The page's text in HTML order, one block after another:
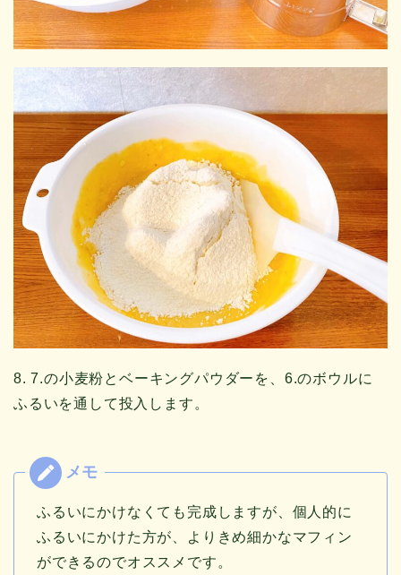
8. 7.の小麦粉とベーキングパウダーを、6.のボウルに
ふるいを通して投入します。
ふるいにかけなくても完成しますが、個人的に
ふるいにかけた方が、よりきめ細かなマフィン
ができるのでオススメです。